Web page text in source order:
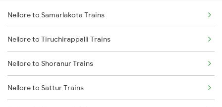
Nellore to Vellore Trains
Sirpur Kagazngr to Vijayawada Trains
Sirpur Kagazngr to Mancherial Trains
Sirpur Kagazngr to Itarsi Trains
Sirpur Kagazngr to Bhopal Trains
Nellore to Samarlakota Trains
Nellore to Tiruchirappalli Trains
Nellore to Shoranur Trains
Nellore to Sattur Trains